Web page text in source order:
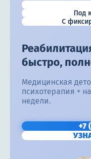
Под
С
быстро,
Медицинская
психотерапия +
недели.
+7